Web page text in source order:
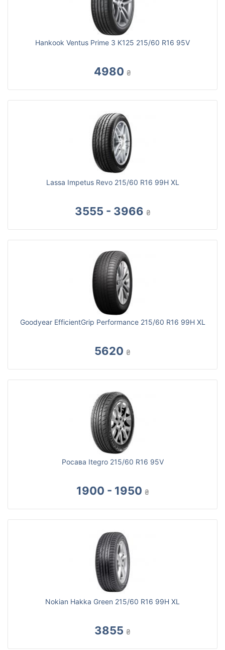
Hankook Ventus Prime 3 K125 215/60 R16 95V
4980 ₴
Lassa Impetus Revo 215/60 R16 99H XL
3555 - 3966 ₴
Goodyear EfficientGrip Performance 215/60 R16 99H XL
5620 ₴
Росава Itegro 215/60 R16 95V
1900 - 1950 ₴
Nokian Hakka Green 215/60 R16 99H XL
3855 ₴